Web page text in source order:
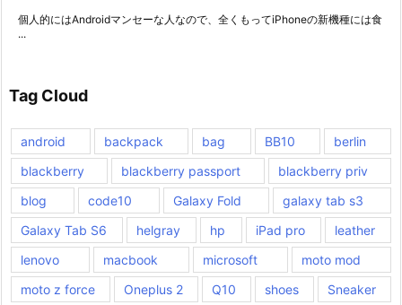
個人的にはAndroidマンセーな人なので、全くもってiPhoneの新機種には食
...
Tag Cloud
android backpack bag BB10
berlin
blackberry
blackberry passport
blackberry priv
blog
code10 Galaxy Fold
galaxy tab s3
Galaxy Tab S6
helgray hp iPad pro
leather
lenovo
macbook microsoft
moto mod
moto z force
Oneplus 2 Q10 shoes
Sneaker